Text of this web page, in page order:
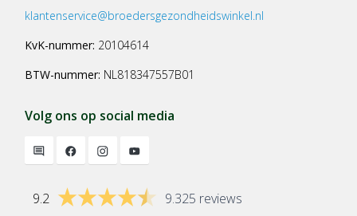
klantenservice@broedersgezondheidswinkel.nl
KvK-nummer: 20104614
BTW-nummer: NL818347557B01
Volg ons op social media
9.2 9.325 reviews